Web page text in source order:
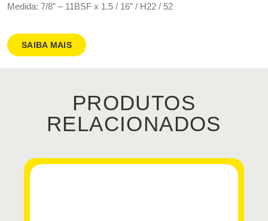
Medida: 7/8” – 11BSF x 1.5 / 16” / H22 / 52
SAIBA MAIS
PRODUTOS
RELACIONADOS